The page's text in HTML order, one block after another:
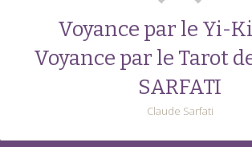
Voyance par le Yi-
Voyance par le Tarot
SARFATI
Claude Sarfati